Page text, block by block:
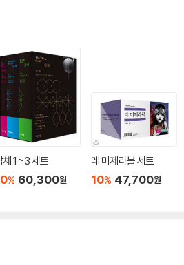
체 1~3 세트
% 60,300원
레 미제라블 세트
10% 47,700원